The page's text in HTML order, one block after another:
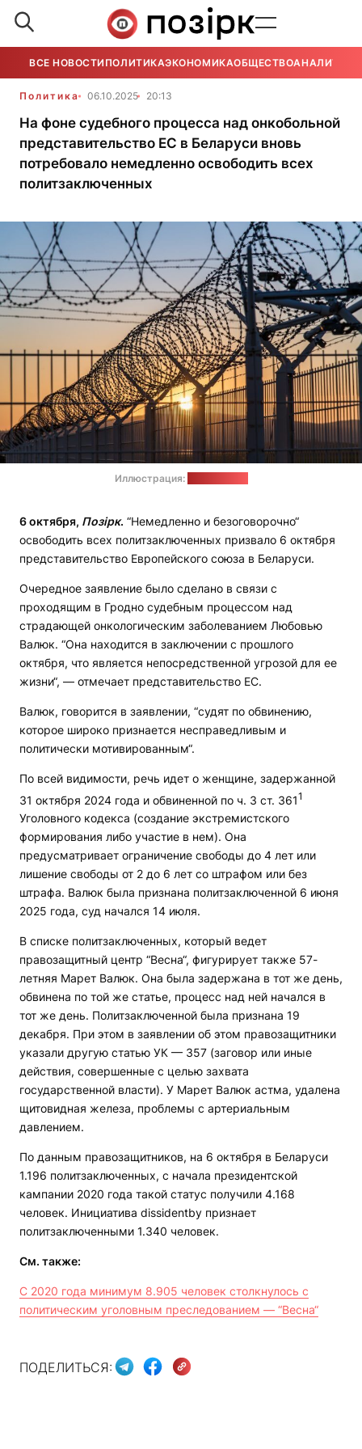
ВСЕ НОВОСТИ ПОЛИТИКАЭКОНОМИКАОБЩЕСТВОАНАЛИТИКА
Политика 06.10.2025 20:13
На фоне судебного процесса над онкобольной
представительство ЕС в Беларуси вновь
потребовало немедленно освободить всех
политзаключенных
Иллюстрация:
6 октября, Позірк. “Немедленно и безоговорочно“
освободить всех политзаключенных призвало 6 октября
представительство Европейского союза в Беларуси.
Очередное заявление было сделано в связи с
проходящим в Гродно судебным процессом над
страдающей онкологическим заболеванием Любовью
Валюк. “Она находится в заключении с прошлого
октября, что является непосредственной угрозой для ее
жизни“, — отмечает представительство ЕС.
Валюк, говорится в заявлении, “судят по обвинению,
которое широко признается несправедливым и
политически мотивированным“.
По всей видимости, речь идет о женщине, задержанной
31 октября 2024 года и обвиненной по ч. 3 ст. 3611
Уголовного кодекса (создание экстремистского
формирования либо участие в нем). Она
предусматривает ограничение свободы до 4 лет или
лишение свободы от 2 до 6 лет со штрафом или без
штрафа. Валюк была признана политзаключенной 6 июня
2025 года, суд начался 14 июля.
В списке политзаключенных, который ведет
правозащитный центр “Весна“, фигурирует также 57-
летняя Марет Валюк. Она была задержана в тот же день,
обвинена по той же статье, процесс над ней начался в
тот же день. Политзаключенной была признана 19
декабря. При этом в заявлении об этом правозащитники
указали другую статью УК — 357 (заговор или иные
действия, совершенные с целью захвата
государственной власти). У Марет Валюк астма, удалена
щитовидная железа, проблемы с артериальным
давлением.
По данным правозащитников, на 6 октября в Беларуси
1.196 политзаключенных, с начала президентской
кампании 2020 года такой статус получили 4.168
человек. Инициатива dissidentby признает
политзаключенными 1.340 человек.
См. также:
С 2020 года минимум 8.905 человек столкнулось с
политическим уголовным преследованием — “Весна“
ПОДЕЛИТЬСЯ: